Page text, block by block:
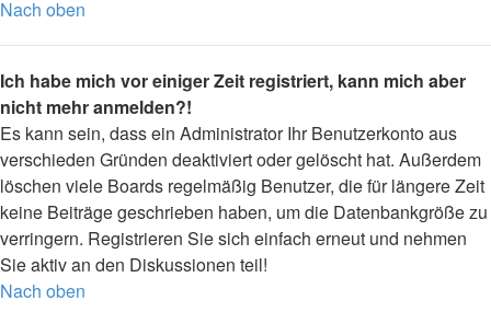
Nach oben
Ich habe mich vor einiger Zeit registriert, kann mich aber
nicht mehr anmelden?!
Es kann sein, dass ein Administrator Ihr Benutzerkonto aus
verschieden Gründen deaktiviert oder gelöscht hat. Außerdem
löschen viele Boards regelmäßig Benutzer, die für längere Zeit
keine Beiträge geschrieben haben, um die Datenbankgröße zu
verringern. Registrieren Sie sich einfach erneut und nehmen
Sie aktiv an den Diskussionen teil!
Nach oben